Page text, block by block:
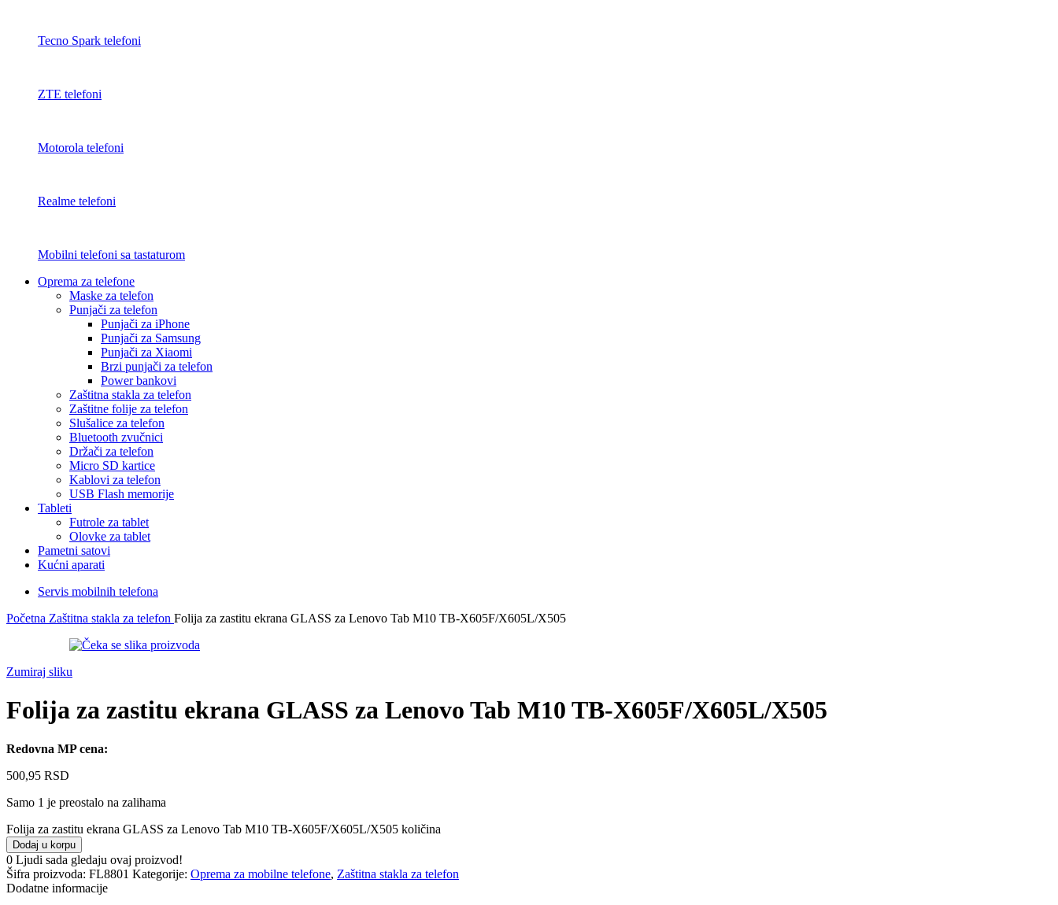
Tecno Spark telefoni
ZTE telefoni
Motorola telefoni
Realme telefoni
Mobilni telefoni sa tastaturom
Oprema za telefone
Maske za telefon
Punjači za telefon
Punjači za iPhone
Punjači za Samsung
Punjači za Xiaomi
Brzi punjači za telefon
Power bankovi
Zaštitna stakla za telefon
Zaštitne folije za telefon
Slušalice za telefon
Bluetooth zvučnici
Držači za telefon
Micro SD kartice
Kablovi za telefon
USB Flash memorije
Tableti
Futrole za tablet
Olovke za tablet
Pametni satovi
Kućni aparati
Servis mobilnih telefona
Početna Zaštitna stakla za telefon Folija za zastitu ekrana GLASS za Lenovo Tab M10 TB-X605F/X605L/X505
Zumiraj sliku
Folija za zastitu ekrana GLASS za Lenovo Tab M10 TB-X605F/X605L/X505
Redovna MP cena:
500,95 RSD
Samo 1 je preostalo na zalihama
Folija za zastitu ekrana GLASS za Lenovo Tab M10 TB-X605F/X605L/X505 količina
Dodaj u korpu
0 Ljudi sada gledaju ovaj proizvod!
Šifra proizvoda: FL8801 Kategorije: Oprema za mobilne telefone, Zaštitna stakla za telefon
Dodatne informacije